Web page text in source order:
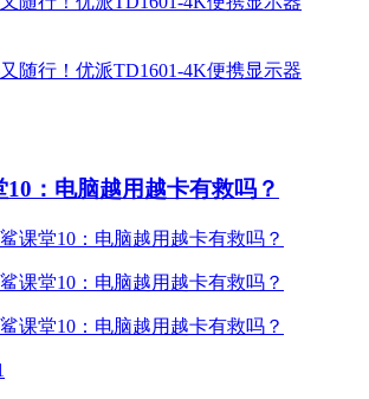
：电脑越用越卡有救吗？